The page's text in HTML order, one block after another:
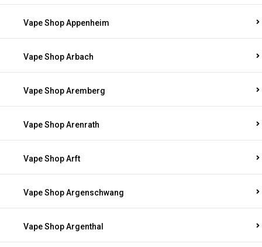
Vape Shop Appenheim
Vape Shop Arbach
Vape Shop Aremberg
Vape Shop Arenrath
Vape Shop Arft
Vape Shop Argenschwang
Vape Shop Argenthal